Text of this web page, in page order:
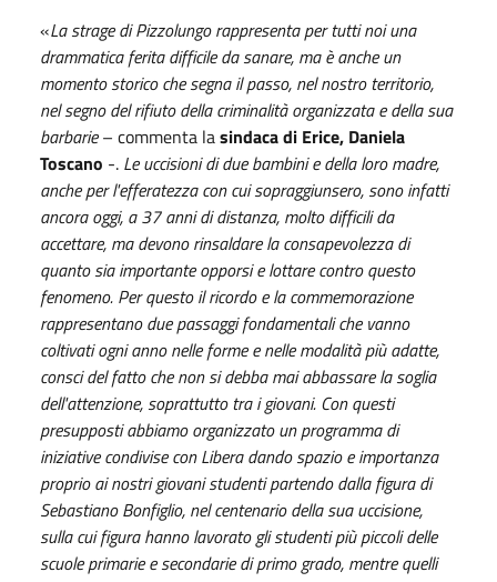
«La strage di Pizzolungo rappresenta per tutti noi una
drammatica ferita difficile da sanare, ma è anche un
momento storico che segna il passo, nel nostro territorio,
nel segno del rifiuto della criminalità organizzata e della sua
barbarie– commenta lasindaca di Erice, Daniela
Toscano -. Le uccisioni di due bambini e della loro madre,
anche per l'efferatezza con cui sopraggiunsero, sono infatti
ancora oggi, a 37 anni di distanza, molto difficili da
accettare, ma devono rinsaldare la consapevolezza di
quanto sia importante opporsi e lottare contro questo
fenomeno. Per questo il ricordo e la commemorazione
rappresentano due passaggi fondamentali che vanno
coltivati ogni anno nelle forme e nelle modalità più adatte,
consci del fatto che non si debba mai abbassare la soglia
dell'attenzione, soprattutto tra i giovani. Con questi
presupposti abbiamo organizzato un programma di
iniziative condivise con Libera dando spazio e importanza
proprio ai nostri giovani studentipartendo dalla figura di
Sebastiano Bonfiglio, nel centenario della sua uccisione,
sulla cui figura hanno lavorato gli studenti più piccoli delle
scuole primarie e secondarie di primo grado, mentre quelli